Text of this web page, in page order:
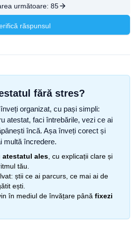
următoare: 85
răspunsul
fără stres?
înveți organizat, cu pași simpli:
atestat, faci întrebările, vezi ce ai
încă. Așa înveți corect și
multă încredere.
atestatul ales , cu explicații clare și
tău.
știi ce ai parcurs, ce mai ai de
ești.
în mediul de învățare până fixezi